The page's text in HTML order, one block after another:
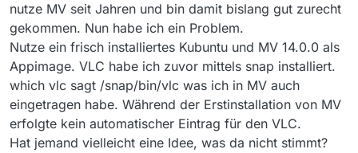
nutze MV seit Jahren und bin damit bislang gut zurecht
gekommen. Nun habe ich ein Problem.
Nutze ein frisch installiertes Kubuntu und MV 14.0.0 als
Appimage. VLC habe ich zuvor mittels snap installiert.
which vlc sagt /snap/bin/vlc was ich in MV auch
eingetragen habe. Während der Erstinstallation von MV
erfolgte kein automatischer Eintrag für den VLC.
Hat jemand vielleicht eine Idee, was da nicht stimmt?